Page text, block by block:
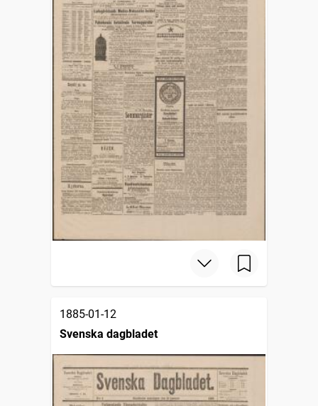
1885-01-12
Svenska dagbladet